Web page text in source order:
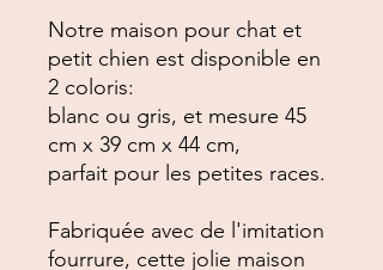
Notre maison pour chat et
petit chien est disponible en
2 coloris:
blanc ou gris, et mesure 45
cm x 39 cm x 44 cm,
parfait pour les petites races.
Fabriquée avec de l'imitation
fourrure, cette jolie maison